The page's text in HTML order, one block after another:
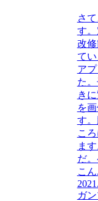
さ
す
改
て
ア
た
き
を
す
こ
ま
だ
こん
ガ